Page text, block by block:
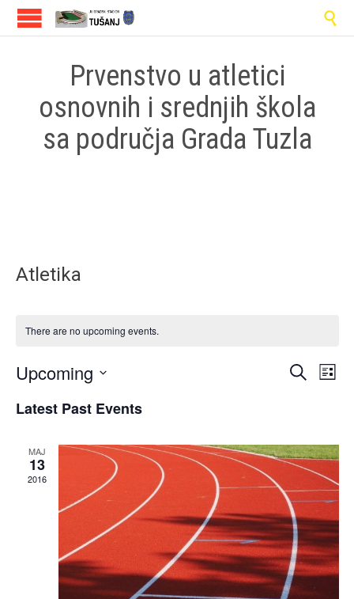

Prvenstvo u atletici
osnovnih i srednjih škola
sa područja Grada Tuzla
Atletika
There are no upcoming events.
Events
Views
Search
List
Upcoming
date.
Latest Past Events
MAJ
13
2016